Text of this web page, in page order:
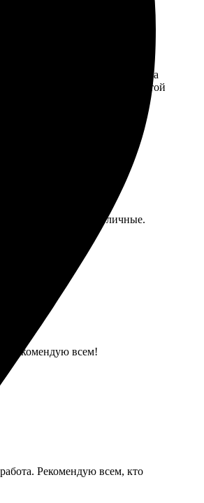
дизайн, затем отправила
значки. Очень доволна работой
и по качеству отличные.
Рекомендую всем!
Рекомендую всем, кто